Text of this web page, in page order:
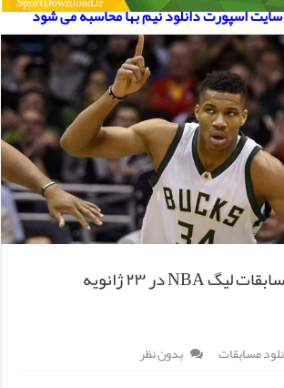
سایت اسپورت دانلود نیم بها محاسبه می شود
دانلود فول مچ مسابقات لیگ NBA در ۲۳ ژانویه
مسابقات بدون نظر